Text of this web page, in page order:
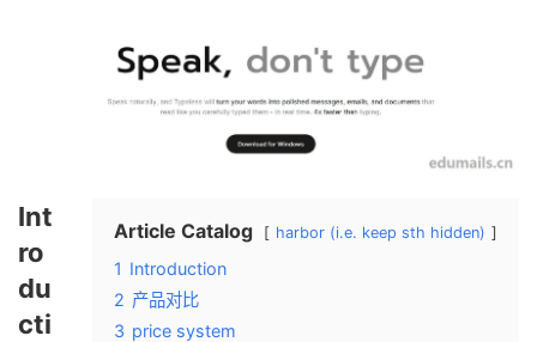
Article Catalog harbor (i.e. keep sth hidden)
1 Introduction
2 产品对比
3 price system
Int
ro
du
cti